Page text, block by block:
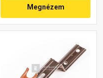
Megnézem